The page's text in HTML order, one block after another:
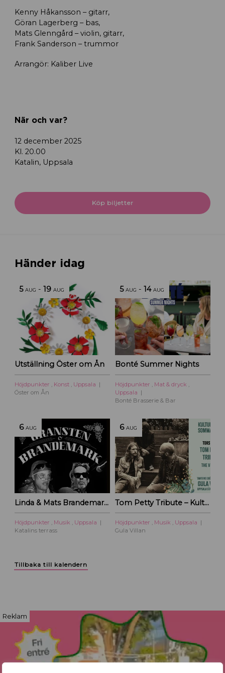
Kenny Håkansson – gitarr,
Göran Lagerberg – bas,
Mats Glenngård – violin, gitarr,
Frank Sanderson – trummor
Arrangör: Kaliber Live
När och var?
12 december 2025
Kl. 20.00
Katalin, Uppsala
Köp biljetter
Händer idag
5 AUG -19 AUG
Utställning Öster om Ån
Höjdpunkter Konst
Uppsala
Öster om Ån
5 AUG -14 AUG
Bonté Summer Nights
Höjdpunkter Mat & dryck
Uppsala
Bonté Brasserie & Bar
6 AUG
Linda & Mats Brandemark & Marc Gransten
Höjdpunkter , Musik , Uppsala
Katalins terrass
6 AUG
Tom Petty Tribute – Kulturoasens sommarscen 2026
Höjdpunkter , Musik , Uppsala
Gula Villan
Tillbaka till kalendern
Reklam